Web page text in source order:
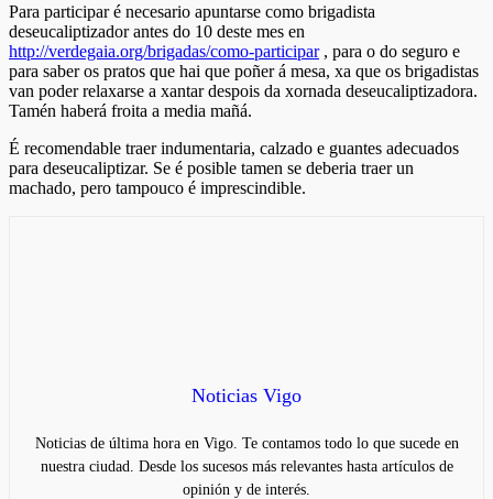
Para participar é necesario apuntarse como brigadista
deseucaliptizador antes do 10 deste mes en
http://verdegaia.org/brigadas/como-participar, para o do seguro e
para saber os pratos que hai que poñer á mesa, xa que os brigadistas
van poder relaxarse a xantar despois da xornada deseucaliptizadora.
Tamén haberá froita a media mañá.
É recomendable traer indumentaria, calzado e guantes adecuados
para deseucaliptizar. Se é posible tamen se deberia traer un
machado, pero tampouco é imprescindible.
Noticias Vigo
Noticias de última hora en Vigo. Te contamos todo lo que sucede en
nuestra ciudad. Desde los sucesos más relevantes hasta artículos de
opinión y de interés.